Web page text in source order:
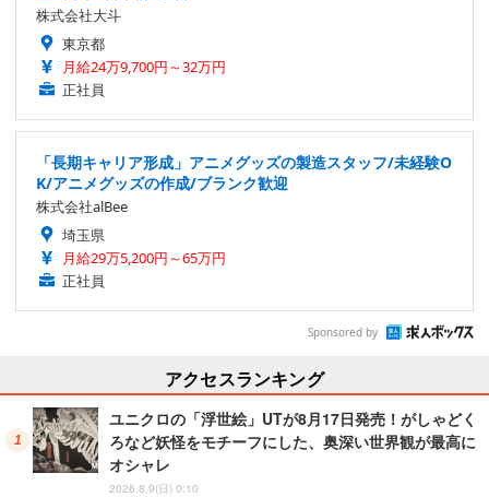
株式会社大斗
東京都
月給24万9,700円～32万円
正社員
「長期キャリア形成」アニメグッズの製造スタッフ/未経験O
K/アニメグッズの作成/ブランク歓迎
株式会社alBee
埼玉県
月給29万5,200円～65万円
正社員
Sponsored by
アクセスランキング
ユニクロの「浮世絵」UTが8月17日発売！がしゃどく
ろなど妖怪をモチーフにした、奥深い世界観が最高に
オシャレ
2026.8.9(日) 0:10